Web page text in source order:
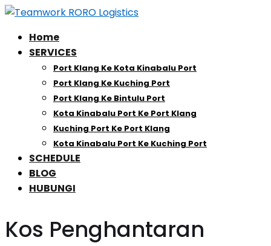
Home
SERVICES
Port Klang Ke Kota Kinabalu Port
Port Klang Ke Kuching Port
Port Klang Ke Bintulu Port
Kota Kinabalu Port Ke Port Klang
Kuching Port Ke Port Klang
Kota Kinabalu Port Ke Kuching Port
SCHEDULE
BLOG
HUBUNGI
Kos Penghantaran